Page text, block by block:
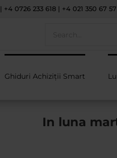
| +4 0726 233 618 | +4 021 350 67 57
Ghiduri Achiziții Smart
In luna